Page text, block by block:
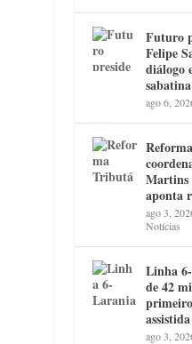
Futuro
Felipe
diálogo
ago 6,
Martins
aponta
ago 3,
Notícias
Linha
de 42
assistida
ago 3,